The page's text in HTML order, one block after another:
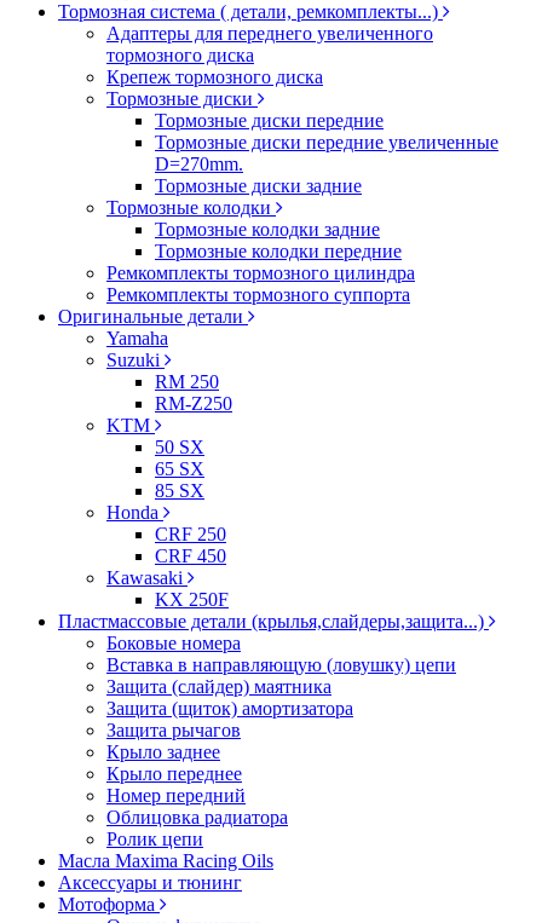
Тормозная система ( детали, ремкомплекты...)
Адаптеры для переднего увеличенного
тормозного диска
Крепеж тормозного диска
Тормозные диски
Тормозные диски передние
Тормозные диски передние увеличенные
D=270mm.
Тормозные диски задние
Тормозные колодки
Тормозные колодки задние
Тормозные колодки передние
Ремкомплекты тормозного цилиндра
Ремкомплекты тормозного суппорта
Оригинальные детали
Yamaha
Suzuki
RM 250
RM-Z250
KTM
50 SX
65 SX
85 SX
Honda
CRF 250
CRF 450
Kawasaki
KX 250F
Пластмассовые детали (крылья,слайдеры,защита...)
Боковые номера
Вставка в направляющую (ловушку) цепи
Защита (слайдер) маятника
Защита (щиток) амортизатора
Защита рычагов
Крыло заднее
Крыло переднее
Номер передний
Облицовка радиатора
Ролик цепи
Масла Maxima Racing Oils
Аксессуары и тюнинг
Мотоформа